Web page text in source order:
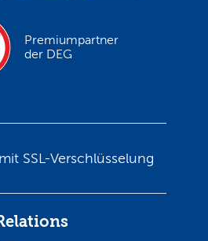
Premiumpartner
der DEG
SSL-Verschlüsselung